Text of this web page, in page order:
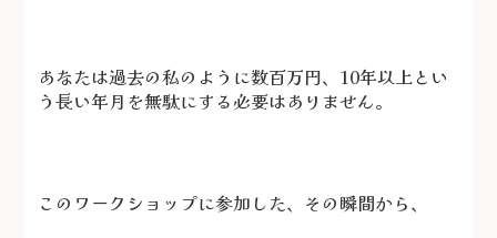
あなたは過去の私のように数百万円、10年以上とい
う長い年月を無駄にする必要はありません。
このワークショップに参加した、その瞬間から、